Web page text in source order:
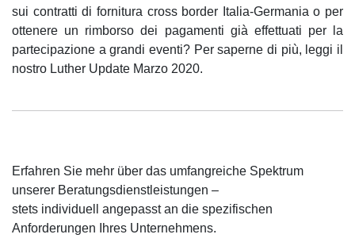
sui contratti di fornitura cross border Italia-Germania o per
ottenere un rimborso dei pagamenti già effettuati per la
partecipazione a grandi eventi? Per saperne di più, leggi il
nostro Luther Update Marzo 2020.
Erfahren Sie mehr über das umfangreiche Spektrum
unserer Beratungsdienstleistungen –
stets individuell angepasst an die spezifischen
Anforderungen Ihres Unternehmens.